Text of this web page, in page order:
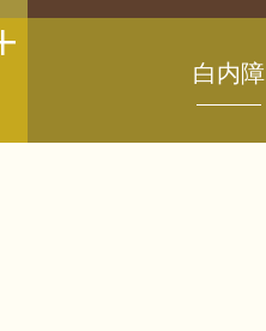
白内障